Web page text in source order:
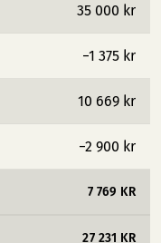
35 000 kr
−1 375 kr
10 669 kr
−2 900 kr
7 769 KR
27 231 KR